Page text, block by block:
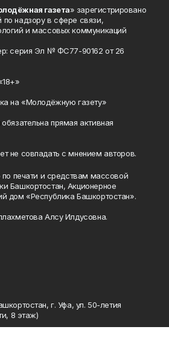
газета» зарегистрировано
надзору в сфере связи,
и массовых коммуникаций
серия Эл № ФС77-90162 от 26
на «Молодёжную газету»
прямая активная
не совпадать с мнением авторов.
по печати и средствам массовой
Башкортостан, Акционерное
дом «Республика Башкортостан».
Алсу Илдусовна.
г. Уфа, ул. 50-летия
8 этаж)